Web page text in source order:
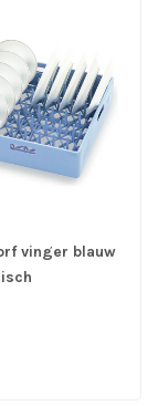
vinger blauw